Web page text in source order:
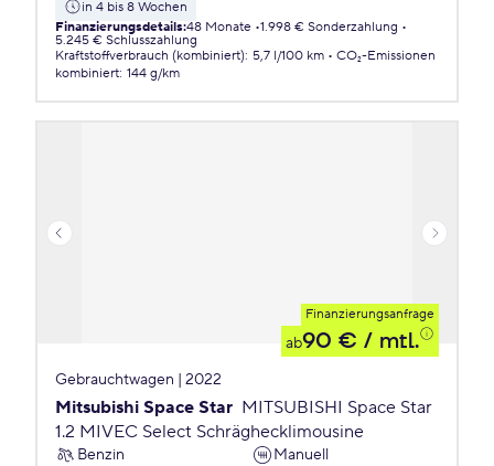
in 4 bis 8 Wochen
Finanzierungsdetails:48 Monate 1.998 € Sonderzahlung
5.245 € Schlusszahlung
Kraftstoffverbrauch (kombiniert): 5,7 l/100 km
CO₂-Emissionen
kombiniert: 144 g/km
Finanzierungsanfrage
ab90 € / mtl.
Gebrauchtwagen | 2022
Mitsubishi Space Star MITSUBISHI Space Star
1.2 MIVEC Select Schräghecklimousine
Benzin
Manuell